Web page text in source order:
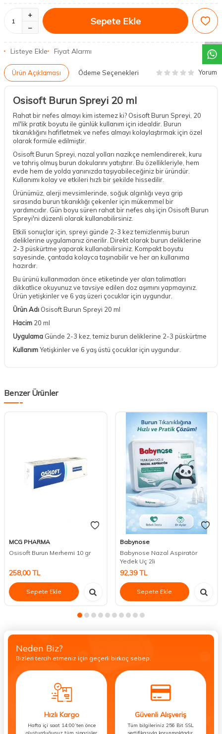
DESTEK
Sepete Ekle
Listeye Ekle Fiyat Alarmı
Ürün Açıklaması Ödeme Seçenekleri Yorum
Osisoft Burun Spreyi 20 ml
Rahat bir nefes almayı kim istemez ki? Osisoft Burun Spreyi, 20
ml'lik pratik boyutu ile günlük kullanım için idealdir. Burun
tıkanıklığını hafifletmek ve nefes almayı kolaylaştırmak için özel
olarak formüle edilmiştir.
Osisoft Burun Spreyi, nazal yolları nazikçe nemlendirerek, kuru
ve tahriş olmuş burun dokularını yatıştırır. Bu özellikleriyle, hem
evde hem de yolda yanınızda taşıyabileceğiniz bir üründür.
Kullanımı kolay ve etkileri hızlı bir şekilde hissedilir.
Ürünümüz, alerji mevsimlerinde, soğuk algınlığı veya grip
sırasında burun tıkanıklığı çekenler için mükemmel bir
yardımcıdır. Gün boyu süren rahat bir nefes alış için Osisoft Burun
Spreyi'ni düzenli olarak kullanabilirsiniz.
Etkili sonuçlar için, spreyi günde 2-3 kez temizlenmiş burun
deliklerine uygulamanız önerilir. Direkt olarak burun deliklerine
2-3 püskürtme yaparak kullanabilirsiniz. Kompakt boyutu
sayesinde, çantada kolayca taşınabilir ve her an kullanıma
hazırdır.
Bu ürünü kullanmadan önce etiketinde yer alan talimatları
dikkatlice okuyunuz ve tavsiye edilen doz aşımını yapmayınız.
Ürün yetişkinler ve 6 yaş üzeri çocuklar için uygundur.
Ürün Adı Osisoft Burun Spreyi 20 ml
Hacim 20 ml
Uygulama Günde 2-3 kez, temiz burun deliklerine 2-3 püskürtme
KullanımYetişkinler ve 6 yaş üstü çocuklar için uygundur.
Benzer Ürünler
MCG PHARMA
Osisoft Burun Merhemi 10 gr
258,00TL
Sepete Ekle
Babynose
Babynose Nazal Aspiratör
Yedek Uç 2li
92,39TL
Sepete Ekle
Neden Biz?
Bizleri tercih etmeniz için geçerli birkaç sebep.
Hızlı Kargo
Hafta içi saat 14:00’ten önce
Güvenli Alışveriş
Tüm bilgileriniz 256 Bit SSL